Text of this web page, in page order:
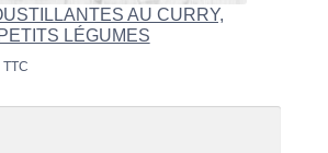
AU CURRY,
LÉGUMES
TTC